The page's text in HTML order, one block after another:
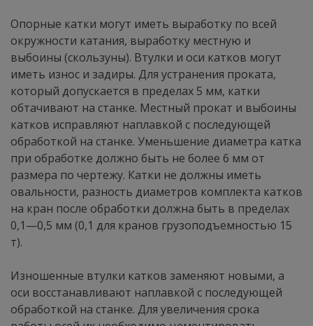
Опорные катки могут иметь выработку по всей
окружности катания, выработку местную и
выбоины (скользуны). Втулки и оси катков могут
иметь износ и задиры. Для устранения проката,
который допускается в пределах 5 мм, катки
обтачивают на станке. Местный прокат и выбоины
катков исправляют наплавкой с последующей
обработкой на станке. Уменьшение диаметра катка
при обработке должно быть не более 6 мм от
размера по чертежу. Катки не должны иметь
овальности, разность диаметров комплекта катков
на кран после обработки должна быть в пределах
0,1—0,5 мм (0,1 для кранов грузоподъемностью 15
т).
Изношенные втулки катков заменяют новыми, а
оси восстанавливают наплавкой с последующей
обработкой на станке. Для увеличения срока